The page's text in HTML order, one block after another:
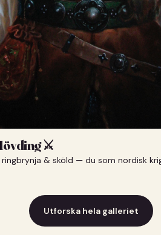
⚔️
Utforska hela galleriet